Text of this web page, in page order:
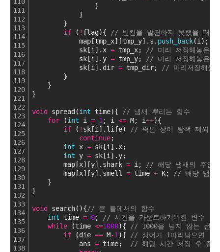
111
112
113
114
115
116
117
118
119
120
121
122
123
124
125
126
127
128
129
130
131
132
133
134
135
136
137
138
}
}
}
if ( ! flag){
// 빈칸을 발견하지 못했을 때(4
map[tmp_x][tmp_y].s. push_back(i);
sk[i].x = tmp_x;
// 미리 저장해놓은
sk[i].y = tmp_y;
// 미리 저장해놓은
sk[i].dir = tmp_dir;
// 미리저장해놓
}
}
}
void spread(int time){
// 냄새 뿌리는 함수
for (int i = 1 ; i <= M; i++){
if ( ! sk[i].life)
// 죽은 상어 탐색 제외
continue;
int x = sk[i].x;
int y = sk[i].y;
map[x][y].shark = i;
// 해당 냄새의 주인
map[x][y].smell = time + K;
// 해당 냄새
}
}
void search(){// 큰 틀에서의 함수
int time = 0;
// 시간을 카운트하기위한 변수
while (time <=1000){
// 1000을 넘지 않는 선에
if (die == M-1 ){
// 상어가 1마리남으면
ans = time;
// 해당 시간 저장 후 종료